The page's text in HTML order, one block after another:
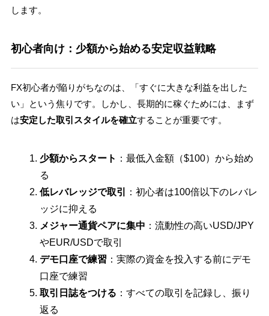
します。
初心者向け：少額から始める安定収益戦略
FX初心者が陥りがちなのは、「すぐに大きな利益を出した
い」という焦りです。しかし、長期的に稼ぐためには、まず
は安定した取引スタイルを確立することが重要です。
少額からスタート ：最低入金額（$100）から始め
る
低レバレッジで取引
：初心者は100倍以下のレバレ
ッジに抑える
メジャー通貨ペアに集中 ：流動性の高いUSD/JPY
やEUR/USDで取引
デモ口座で練習 ：実際の資金を投入する前にデモ
口座で練習
取引日誌をつける ：すべての取引を記録し、振り
返る